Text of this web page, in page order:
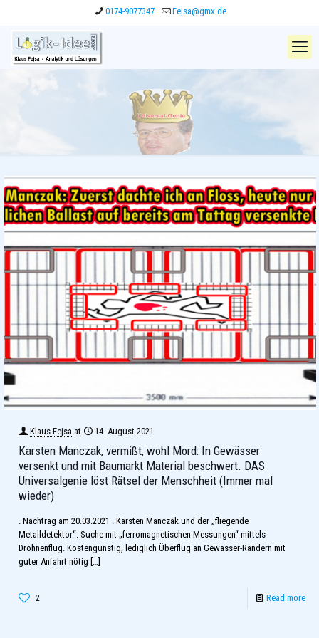
0174-9077347 Fejsa@gmx.de
Klaus Fejsa at 14. August 2021
Karsten Manczak, vermißt, wohl Mord: In Gewässer
versenkt und mit Baumarkt Material beschwert. DAS
Universalgenie löst Rätsel der Menschheit (Immer mal
wieder)
. Nachtrag am 20.03.2021 . Karsten Manczak und der „fliegende
Metalldetektor“. Suche mit „ferromagnetischen Messungen“ mittels
Drohnenflug. Kostengünstig, lediglich Überflug an Gewässer-Rändern mit
guter Anfahrt nötig […]
2 Read more